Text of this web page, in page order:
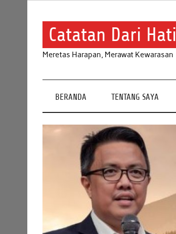
Catatan Dari Hati
Meretas Harapan, Merawat Kewarasan
BERANDA TENTANG SAYA